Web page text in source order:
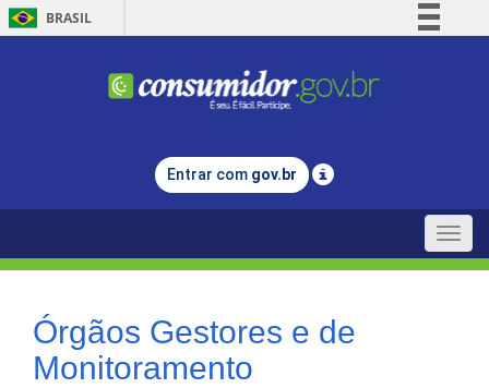
BRASIL
Comunica BR
Legislação
Entrar com gov.br
Toggle
Órgãos Gestores e de
Monitoramento